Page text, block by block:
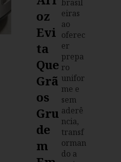
Oz
Evi
Ta
Que
Grã
Os
Gru
De
M
brasil
eiras
ao
oferec
er
prepa
ro
unifor
me e
sem
aderê
ncia,
transf
orman
do a